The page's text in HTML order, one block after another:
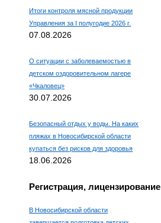
Итоги контроля мясной продукции
Управления за I полугодие 2026 г.
07.08.2026
О ситуации с заболеваемостью в
детском оздоровительном лагере
«Чкаловец»
30.07.2026
Безопасный отдых у воды. На каких
пляжах в Новосибирской области
купаться без рисков для здоровья
18.06.2026
Регистрация, лицензирование
В Новосибирской области